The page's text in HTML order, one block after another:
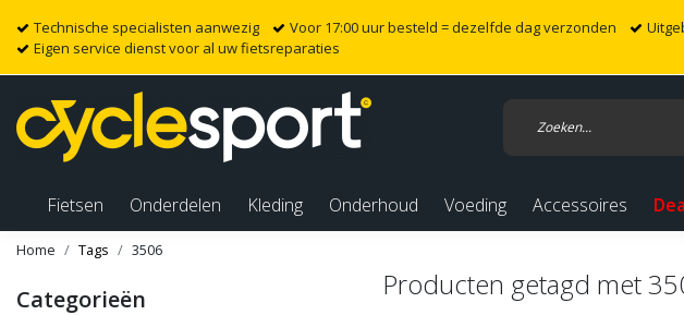
Technische specialisten aanwezig Voor 17:00 uur besteld = dezelfde dag verzonden
Eigen service dienst voor al uw fietsreparaties
Fietsen Onderdelen Kleding Onderhoud Voeding Accessoires
Home Tags 3506
Categorieën Producten getagd met